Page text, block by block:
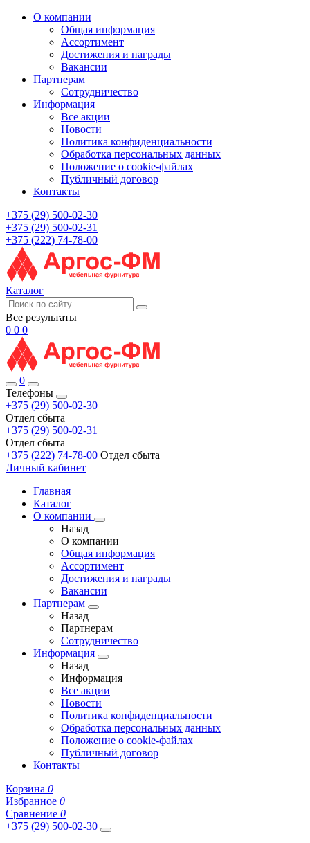
О компании
Общая информация
Ассортимент
Достижения и награды
Вакансии
Партнерам
Сотрудничество
Информация
Все акции
Новости
Политика конфиденциальности
Обработка персональных данных
Положение о cookie-файлах
Публичный договор
Контакты
+375 (29) 500-02-30
+375 (29) 500-02-31
+375 (222) 74-78-00
Каталог
Все результаты
0 0 0
0
Телефоны
+375 (29) 500-02-30
Отдел сбыта
+375 (29) 500-02-31
Отдел сбыта
+375 (222) 74-78-00 Отдел сбыта
Личный кабинет
Главная
Каталог
О компании
Назад
О компании
Общая информация
Ассортимент
Достижения и награды
Вакансии
Партнерам
Назад
Партнерам
Сотрудничество
Информация
Назад
Информация
Все акции
Новости
Политика конфиденциальности
Обработка персональных данных
Положение о cookie-файлах
Публичный договор
Контакты
Корзина 0
Избранное 0
Сравнение 0
+375 (29) 500-02-30